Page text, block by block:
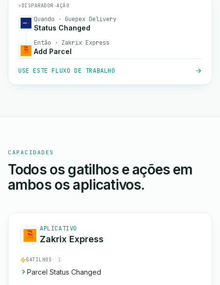
⚡ DISPARADOR→AÇÃO
Quando · Guepex Delivery
Status Changed
Então · Zakrix Express
Add Parcel
USE ESTE FLUXO DE TRABALHO
CAPACIDADES
Todos os gatilhos e ações em
ambos os aplicativos.
APLICATIVO
Zakrix Express
GATILHOS · 1
Parcel Status Changed